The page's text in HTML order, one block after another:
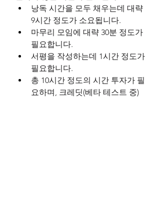
낭독 시간을 모두 채우는데 대략
9시간 정도가 소요됩니다.
마무리 모임에 대략 30분 정도가
필요합니다.
서평을 작성하는데 1시간 정도가
필요합니다.
총 10시간 정도의 시간 투자가 필
요하며, 크레딧(베타 테스트 중)